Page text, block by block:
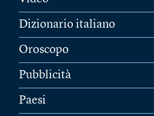
Dizionario italiano
Oroscopo
Pubblicità
Paesi